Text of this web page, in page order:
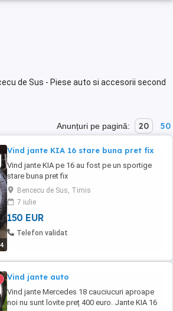
de Sus - Piese auto si accesorii second
Anunțuri pe pagină: 20 50
4
Vind jante KIA 16 stare buna pret fix
Vind jante KIA pe 16 au fost pe un sportige
stare buna pret fix
Bencecu de Sus, Timis
7 iulie
150 EUR
Telefon validat
Vind jante auto
Vind jante Mercedes 18 cauciucuri aproape
noi nu sunt lovite preț 400 euro. Jante KIA 16